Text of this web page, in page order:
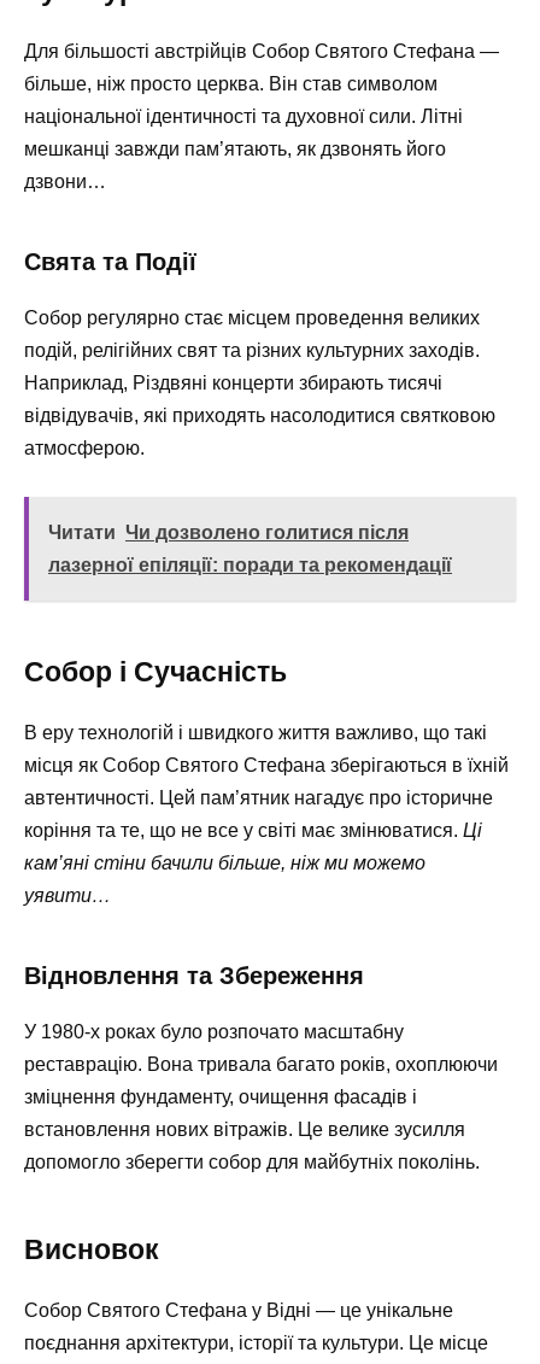
Для більшості австрійців Собор Святого Стефана —
більше, ніж просто церква. Він став символом
національної ідентичності та духовної сили. Літні
мешканці завжди пам’ятають, як дзвонять його
дзвони…
Свята та Події
Собор регулярно стає місцем проведення великих
подій, релігійних свят та різних культурних заходів.
Наприклад, Різдвяні концерти збирають тисячі
відвідувачів, які приходять насолодитися святковою
атмосферою.
Читати Чи дозволено голитися після
лазерної епіляції: поради та рекомендації
Собор і Сучасність
В еру технологій і швидкого життя важливо, що такі
місця як Собор Святого Стефана зберігаються в їхній
автентичності. Цей пам’ятник нагадує про історичне
коріння та те, що не все у світі має змінюватися. Ці
кам’яні стіни бачили більше, ніж ми можемо
уявити…
Відновлення та Збереження
У 1980-х роках було розпочато масштабну
реставрацію. Вона тривала багато років, охоплюючи
зміцнення фундаменту, очищення фасадів і
встановлення нових вітражів. Це велике зусилля
допомогло зберегти собор для майбутніх поколінь.
Висновок
Собор Святого Стефана у Відні — це унікальне
поєднання архітектури, історії та культури. Це місце